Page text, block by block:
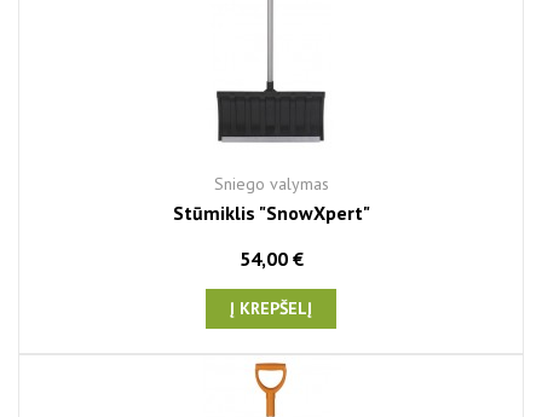
Sniego valymas
Stūmiklis "SnowXpert"
54,00 €
Į KREPŠELĮ